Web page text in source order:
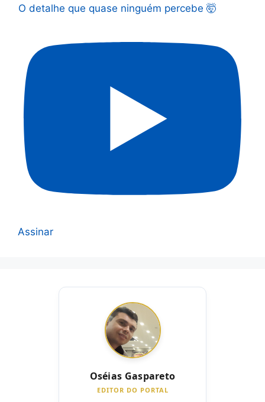
O detalhe que quase ninguém percebe 🤯
Assinar
Oséias Gaspareto
EDITOR DO PORTAL